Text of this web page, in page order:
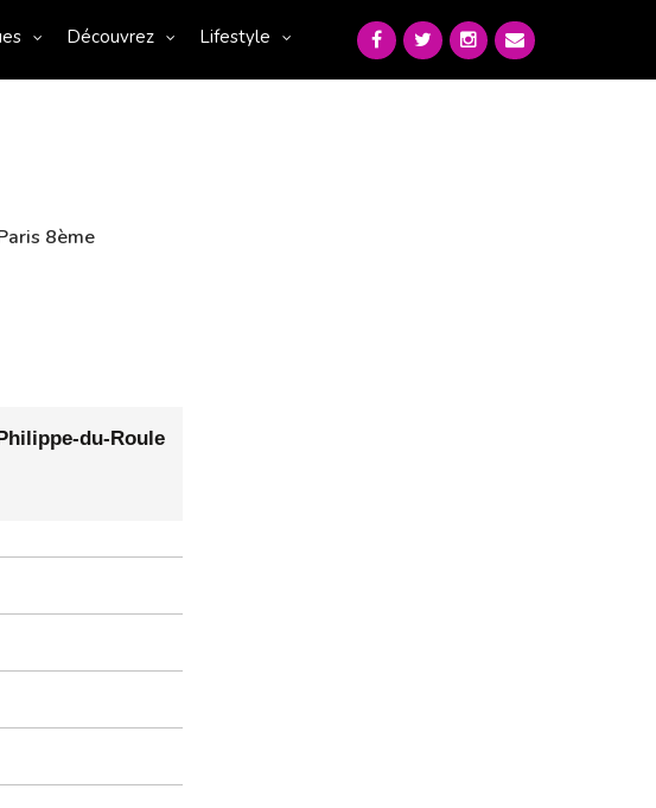
Découvrez Lifestyle
8ème
du-Roule